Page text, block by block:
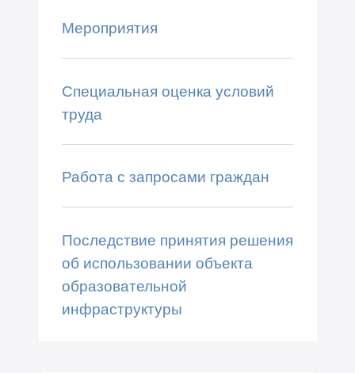
Мероприятия
Специальная оценка условий
труда
Работа с запросами граждан
Последствие принятия решения
об использовании объекта
образовательной
инфраструктуры